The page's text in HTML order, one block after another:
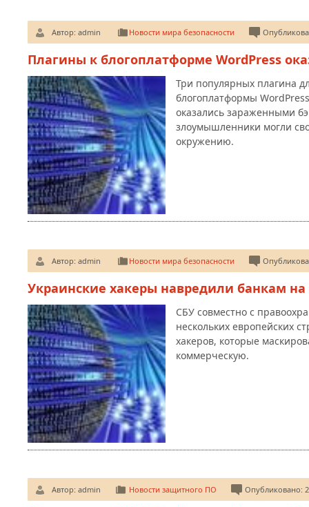
Автор: admin Новости мира безопасности
Плагины к блогоплатформе WordPress
Три популярных плагина
блогоплатформы
оказались зараженными
злоумышленники могли
окружению.
Автор: admin Новости мира безопасности
Украинские хакеры навредили банкам
СБУ совместно с
нескольких европейских
хакеров, которые
коммерческую.
Автор: admin Новости защитного ПО Опубликовано: